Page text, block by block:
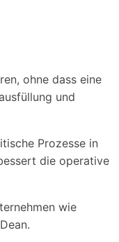
ohne dass eine
und
Prozesse in
die operative
wie